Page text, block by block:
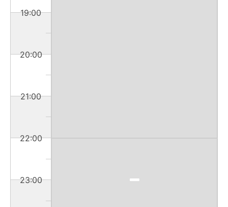
19:00
20:00
21:00
22:00
23:00